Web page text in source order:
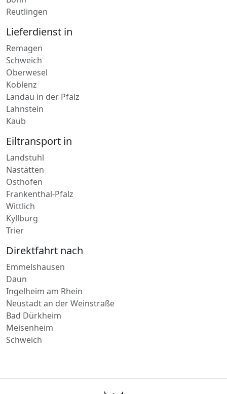
Bonn
Lieferdienst in
Remagen
Schweich
Oberwesel
Koblenz
Landau in der Pfalz
Lahnstein
Eiltransport in
Landstuhl
Nastätten
Osthofen
Frankenthal-Pfalz
Wittlich
Kyllburg
Direktfahrt nach
Emmelshausen
Daun
Ingelheim am Rhein
Neustadt an der Weinstraße
Bad Dürkheim
Meisenheim